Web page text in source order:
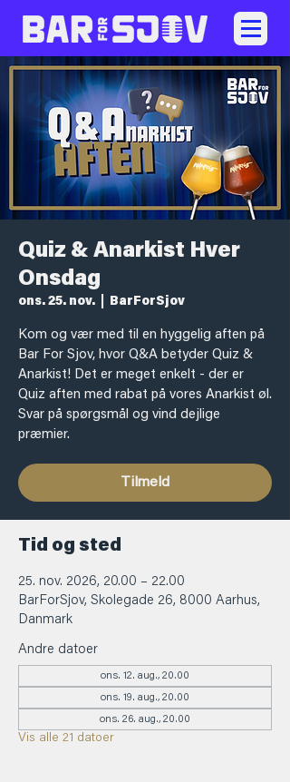
Quiz & Anarkist Hver
Onsdag
ons. 25. nov. BarForSjov
Kom og vær med til en hyggelig aften på
Bar For Sjov, hvor Q&A betyder Quiz &
Anarkist! Det er meget enkelt - der er
Quiz aften med rabat på vores Anarkist øl.
Svar på spørgsmål og vind dejlige
præmier.
Tilmeld
Tid og sted
25. nov. 2026, 20.00 – 22.00
BarForSjov, Skolegade 26, 8000 Aarhus,
Danmark
Andre datoer
ons. 12. aug., 20.00
ons. 19. aug., 20.00
ons. 26. aug., 20.00
Vis alle 21 datoer